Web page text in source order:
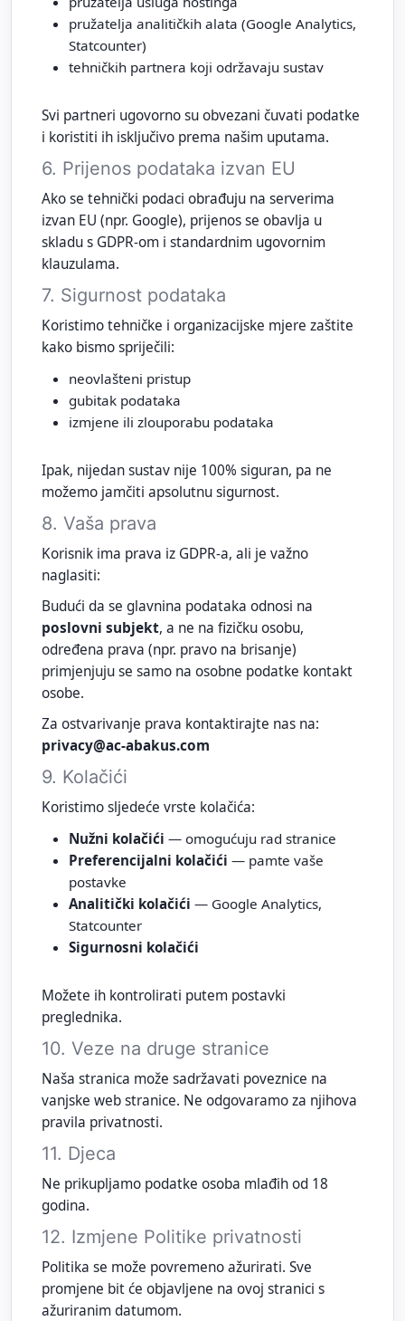
pružatelja analitičkih alata (Google Analytics,
Statcounter)
tehničkih partnera koji održavaju sustav
Svi partneri ugovorno su obvezani čuvati podatke
i koristiti ih isključivo prema našim uputama.
6. Prijenos podataka izvan EU
Ako se tehnički podaci obrađuju na serverima
izvan EU (npr. Google), prijenos se obavlja u
skladu s GDPR‑om i standardnim ugovornim
klauzulama.
7. Sigurnost podataka
Koristimo tehničke i organizacijske mjere zaštite
kako bismo spriječili:
neovlašteni pristup
gubitak podataka
izmjene ili zlouporabu podataka
Ipak, nijedan sustav nije 100% siguran, pa ne
možemo jamčiti apsolutnu sigurnost.
8. Vaša prava
Korisnik ima prava iz GDPR‑a, ali je važno
naglasiti:
Budući da se glavnina podataka odnosi na
poslovni subjekt, a ne na fizičku osobu,
određena prava (npr. pravo na brisanje)
primjenjuju se samo na osobne podatke kontakt
osobe.
Za ostvarivanje prava kontaktirajte nas na:
privacy@ac-abakus.com
9. Kolačići
Koristimo sljedeće vrste kolačića:
Nužni kolačići — omogućuju rad stranice
Preferencijalni kolačići — pamte vaše
postavke
Analitički kolačići — Google Analytics,
Statcounter
Sigurnosni kolačići
Možete ih kontrolirati putem postavki
preglednika.
10. Veze na druge stranice
Naša stranica može sadržavati poveznice na
vanjske web stranice. Ne odgovaramo za njihova
pravila privatnosti.
11. Djeca
Ne prikupljamo podatke osoba mlađih od 18
godina.
12. Izmjene Politike privatnosti
Politika se može povremeno ažurirati. Sve
promjene bit će objavljene na ovoj stranici s
ažuriranim datumom.